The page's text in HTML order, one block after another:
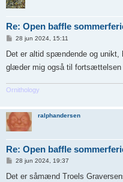
Re: Open baffle
d
æ
28 jun 2024, 15:11
Det er altid spændende og unikt,
glæder mig også til fortsættelsen
Ornithology
ralphandersen
Re: Open baffle
d
28 jun 2024, 19:37
Det er såmænd Troels